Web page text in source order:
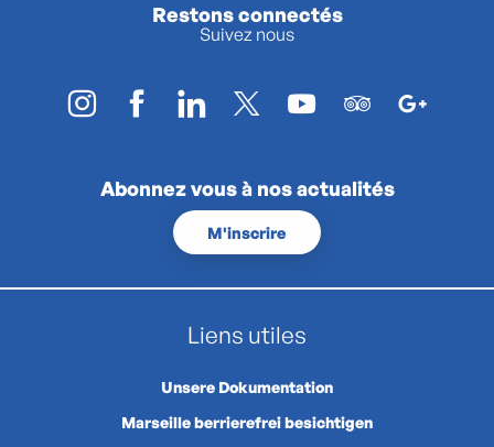
Restons connectés
Suivez nous
Abonnez vous à nos actualités
M'inscrire
Liens utiles
Unsere Dokumentation
Marseille berrierefrei besichtigen